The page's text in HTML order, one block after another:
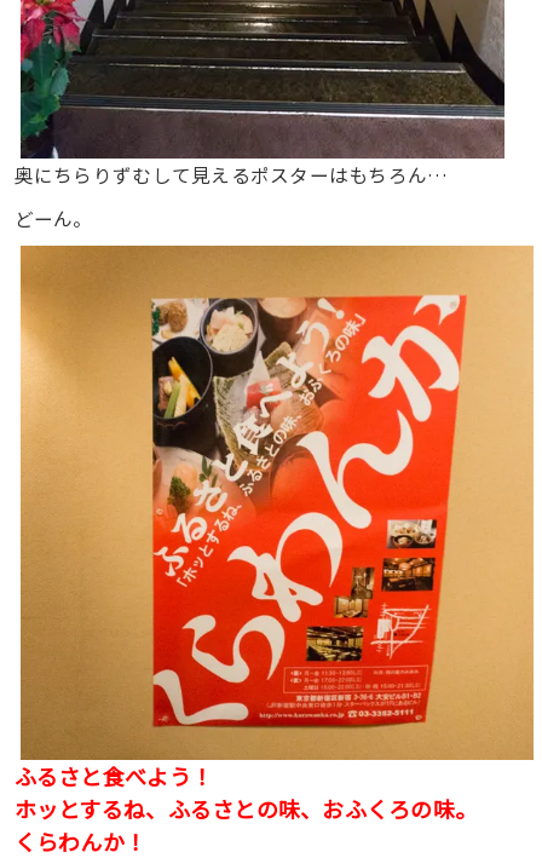
奥にちらりずむして見えるポスターはもちろん…
どーん。
ふるさと食べよう！
ホッとするね、ふるさとの味、おふくろの味。
くらわんか！